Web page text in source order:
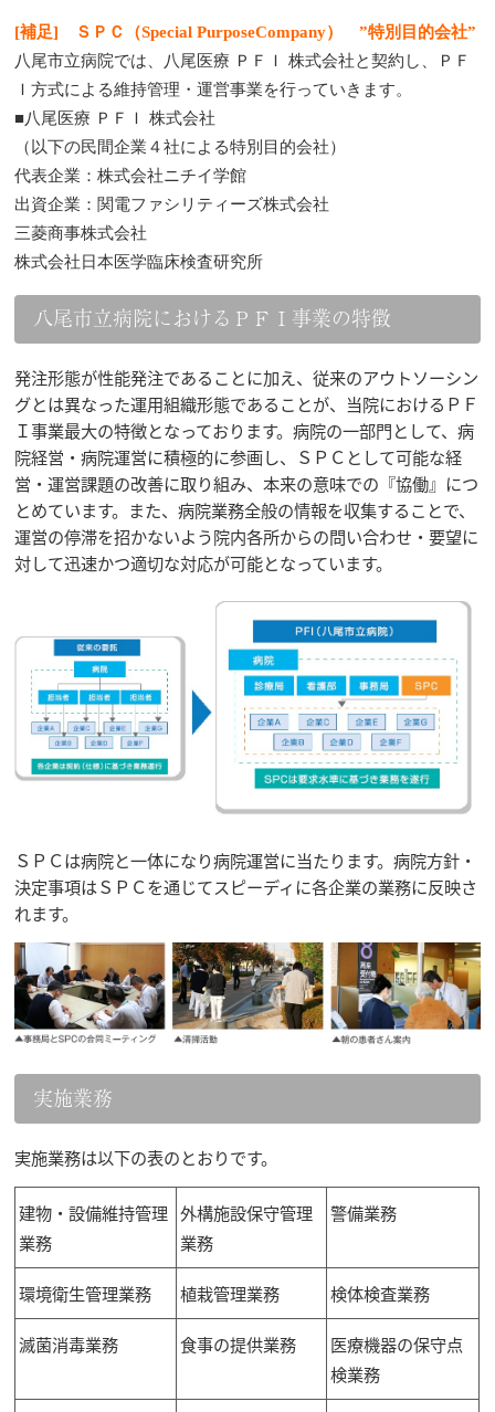
[補足] ＳＰＣ
（Special PurposeCompany） ”特別目的会社”
八尾市立病院では、八尾医療 ＰＦＩ 株式会社と契約し、ＰＦ
Ｉ方式による維持管理・運営事業を行っていきます。
■八尾医療 ＰＦＩ 株式会社
（以下の民間企業４社による特別目的会社）
代表企業：株式会社ニチイ学館
出資企業：関電ファシリティーズ株式会社
三菱商事株式会社
株式会社日本医学臨床検査研究所
八尾市立病院におけるＰＦＩ事業の特徴
発注形態が性能発注であることに加え、従来のアウトソーシン
グとは異なった運用組織形態であることが、当院におけるＰＦ
Ｉ事業最大の特徴となっております。病院の一部門として、病
院経営・病院運営に積極的に参画し、ＳＰＣとして可能な経
営・運営課題の改善に取り組み、本来の意味での『協働』につ
とめています。また、病院業務全般の情報を収集することで、
運営の停滞を招かないよう院内各所からの問い合わせ・要望に
対して迅速かつ適切な対応が可能となっています。
ＳＰＣは病院と一体になり病院運営に当たります。病院方針・
決定事項はＳＰＣを通じてスピーディに各企業の業務に反映さ
れます。
実施業務
実施業務は以下の表のとおりです。
建物・設備維持管理
業務
外構施設保守管理
業務
警備業務
環境衛生管理業務 植栽管理業務 検体検査業務
滅菌消毒業務 食事の提供業務
医療機器の保守点
検業務